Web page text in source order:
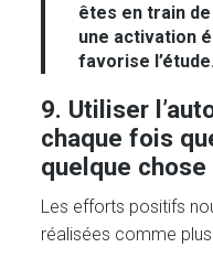
êtes en train
une activation
favorise
9. Utiliser
chaque fois
quelque chose
Les efforts positifs
réalisées comme